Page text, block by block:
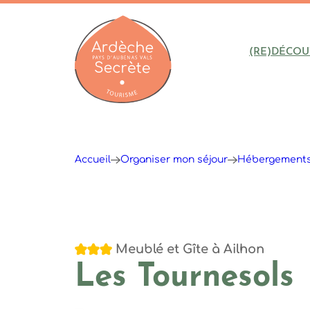
Accueil Organiser mon séjour
3 étoilesMeublé et Gîte à Ailhon
Les Tournesols